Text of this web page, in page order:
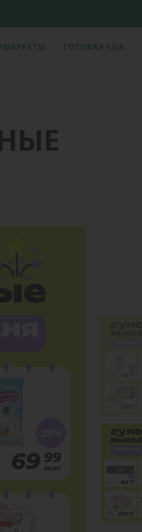
ГОТОВАЯ ЕДА